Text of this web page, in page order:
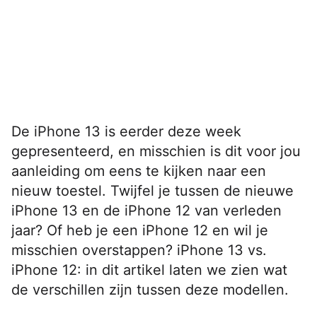
De iPhone 13 is eerder deze week
gepresenteerd, en misschien is dit voor jou
aanleiding om eens te kijken naar een
nieuw toestel. Twijfel je tussen de nieuwe
iPhone 13 en de iPhone 12 van verleden
jaar? Of heb je een iPhone 12 en wil je
misschien overstappen? iPhone 13 vs.
iPhone 12: in dit artikel laten we zien wat
de verschillen zijn tussen deze modellen.